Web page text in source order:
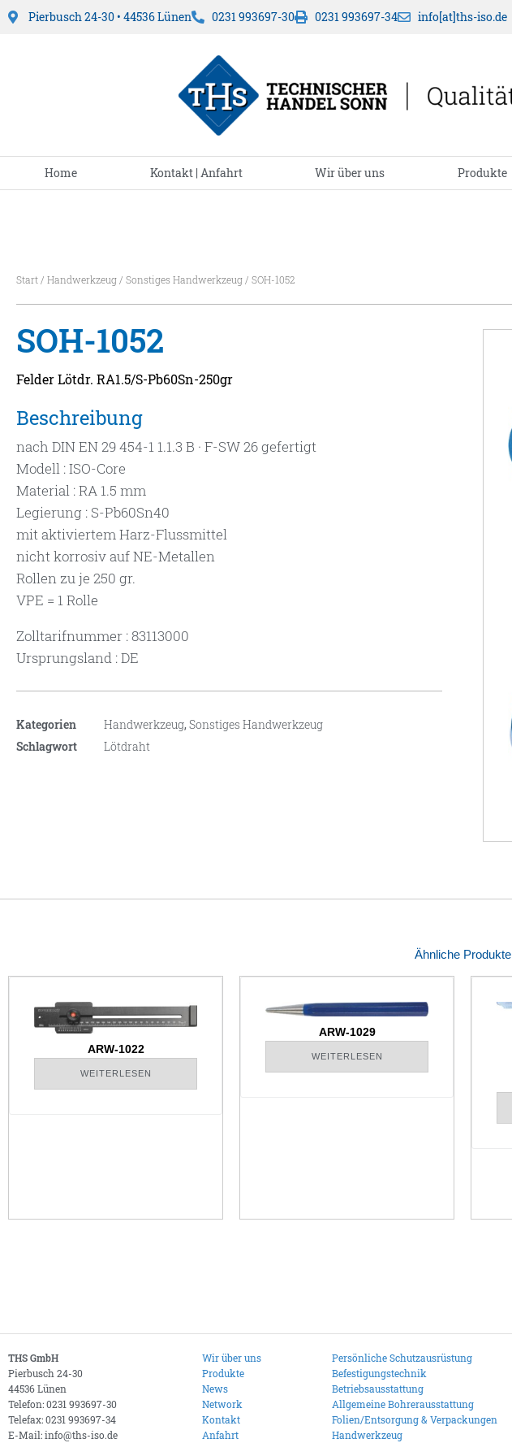
Pierbusch 24-30 • 44536 Lünen 0231 993697-30 0231 993697-34 info[at]ths-iso.de
Home Kontakt | Anfahrt Wir über uns Produkte
Start / Handwerkzeug / Sonstiges Handwerkzeug / SOH-1052
SOH-1052
Felder Lötdr. RA1.5/S-Pb60Sn-250gr
Beschreibung
nach DIN EN 29 454-1 1.1.3 B · F-SW 26 gefertigt
Modell : ISO-Core
Material : RA 1.5 mm
Legierung : S-Pb60Sn40
mit aktiviertem Harz-Flussmittel
nicht korrosiv auf NE-Metallen
Rollen zu je 250 gr.
VPE = 1 Rolle
Zolltarifnummer : 83113000
Ursprungsland : DE
Kategorien Handwerkzeug,Sonstiges Handwerkzeug
Schlagwort
Lötdraht
Ähnliche Produkte
ARW-1022
WEITERLESEN
ARW-1029
WEITERLESEN
THS GmbH
Pierbusch 24-30
44536 Lünen
Telefon: 0231 993697-30
Telefax: 0231 993697-34
E-Mail: info@ths-iso.de
Wir über uns
Produkte
News
Network
Kontakt
Anfahrt
Persönliche Schutzausrüstung
Befestigungstechnik
Betriebsausstattung
Allgemeine Bohrerausstattung
Folien/Entsorgung & Verpackungen
Handwerkzeug